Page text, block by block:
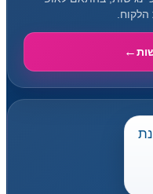
הלקוח.